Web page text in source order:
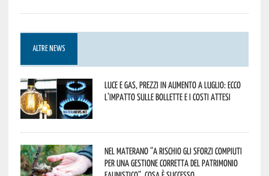
ALTRE NEWS
Luce e gas, prezzi in aumento a luglio: ecco
l’impatto sulle bollette e i costi attesi
Nel materano “a rischio gli sforzi compiuti
per una gestione corretta del patrimonio